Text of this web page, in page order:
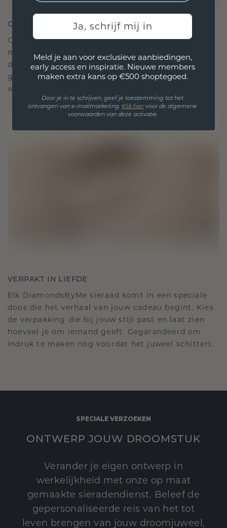
ONTWORPEN VOOR VERBINDING
Onze ontwerpfilosofie is gericht op verbinding,
met elk stuk ontworpen om de tand des tijds te
doorstaan. Het wordt jouw symbool van liefde en
gekoesterde momenten, bedoeld om voor altijd te
worden gedragen en gekoesterd.
VERPAKT IN LIEFDE
Elk DiamondsByMe sieraad komt in een speciale
doos die het verhaal van jouw cadeau begint. Kies
de verpakking die bij jouw stijl past en laat zien
hoeveel je om iemand geeft. Gegarandeerd om
indruk te maken nog voordat het juweel schittert.
SPECIALE VERZOEKEN
ONTWERP JOUW DROOMSTUK
Verander je eigen ontwerp in
werkelijkheid met onze op maat
gemaakte sieradendienst. Beleef de
gepersonaliseerde reis van het tot
leven brengen van jouw droomjuweel,
Ja, schrijf mij in
Meld je aan voor exclusieve aanbiedingen,
early access en inspiratie. Nieuwe members
maken extra kans op €500 shoptegoed.
Door je in te schrijven, geef je toestemming tot het
ontvangen van e-mailmarketing. Klik hiervoor de algemene
voorwaarden van deze activatie